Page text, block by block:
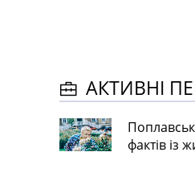
АКТИВНІ
фактів із